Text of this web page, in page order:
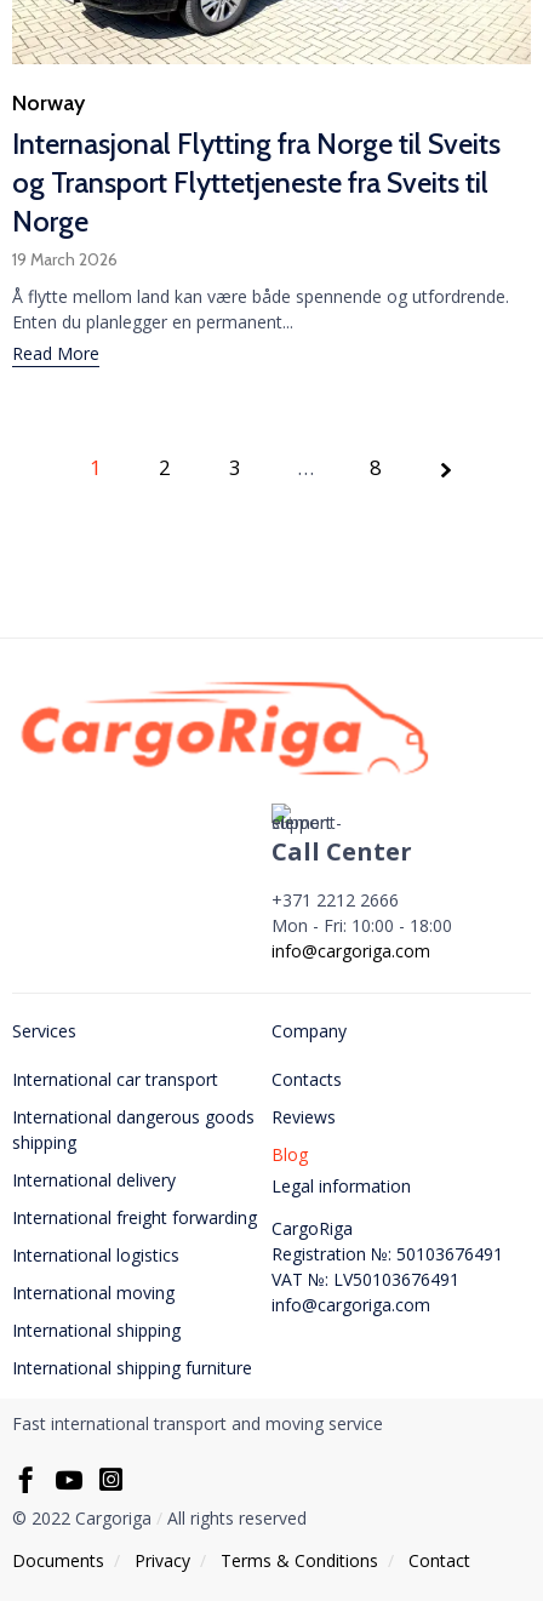
Category
Norway
Internasjonal Flytting fra Norge til Sveits
og Transport Flyttetjeneste fra Sveits til
Norge
19 March 2026
Å flytte mellom land kan være både spennende og utfordrende.
Enten du planlegger en permanent...
Read More
Page
1 2 3 … 8
Call Center
+371 2212 2666
Mon - Fri: 10:00 - 18:00
info@cargoriga.com
Services
International car transport
International dangerous goods
shipping
International delivery
International freight forwarding
International logistics
International moving
International shipping
International shipping furniture
Company
Contacts
Reviews
Blog
Legal information
CargoRiga
Registration №: 50103676491
VAT №: LV50103676491
info@cargoriga.com
Fast international transport and moving service
© 2022 Cargoriga / All rights reserved
Documents / Privacy / Тerms & Conditions / Contact